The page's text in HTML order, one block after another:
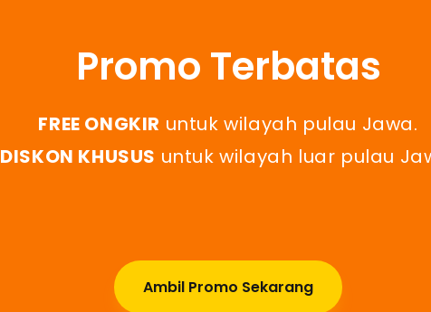
Promo Terbatas
FREE ONGKIR untuk wilayah pulau Jawa.
DISKON KHUSUS untuk wilayah luar pulau
Ambil Promo Sekarang